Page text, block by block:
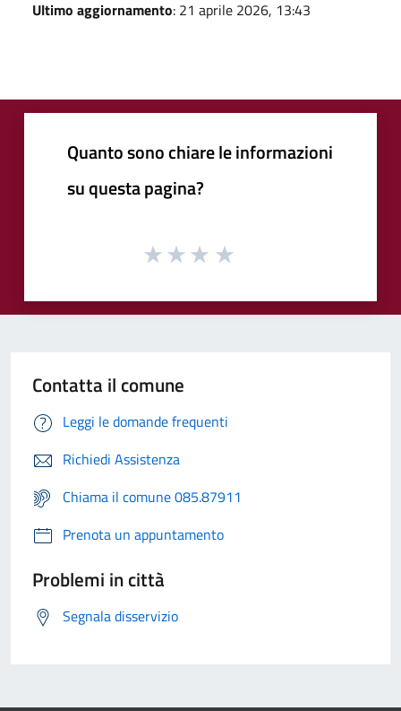
Ultimo aggiornamento: 21 aprile 2026, 13:43
Quanto sono chiare le informazioni
su questa pagina?
Contatta il comune
Leggi le domande frequenti
Richiedi Assistenza
Chiama il comune 085.87911
Prenota un appuntamento
Problemi in città
Segnala disservizio